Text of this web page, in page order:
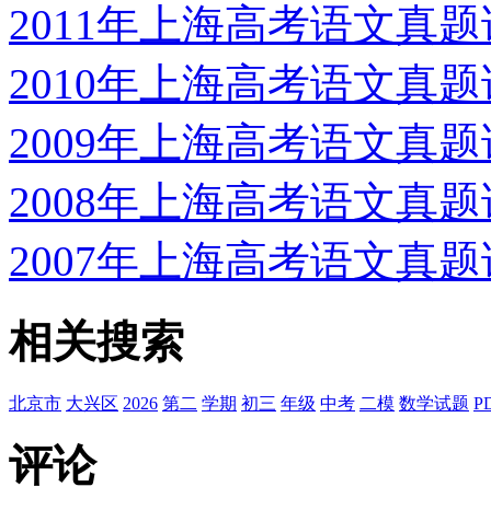
2011年上海高考语文真
2010年上海高考语文真
2009年上海高考语文真
2008年上海高考语文真
2007年上海高考语文真
相关搜索
北京市 大兴区 2026 第二 学期 初三 年级 中考 二模 数学试题
评论